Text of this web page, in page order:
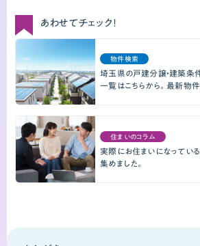
あわせてチェック！
物件検索
埼玉県の戸建分譲・建築条
一覧はこちらから。最新物
住まいのコラム
実際にお住まいになってい
集めました。